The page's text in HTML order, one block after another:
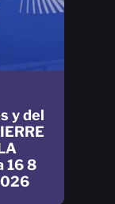
y del
16 8